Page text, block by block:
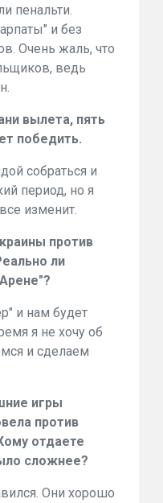
пенальти.
и без
Очень жаль, что
ведь
вылета, пять
победить.
собраться и
период, но я
изменит.
против
ли
и нам будет
я не хочу об
и сделаем
игры
против
отдаете
сложнее?
Они хорошо